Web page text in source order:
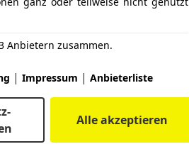
Anbietern zusammen.
| Impressum | Anbieterliste
Alle akzeptieren